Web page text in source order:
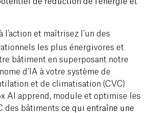
l’action et maîtrisez l’un des
les plus énergivores et
bâtiment en superposant notre
d’IA à votre système de
et de climatisation (CVC)
AI apprend, module et optimise les
des bâtiments ce qui entraîne une